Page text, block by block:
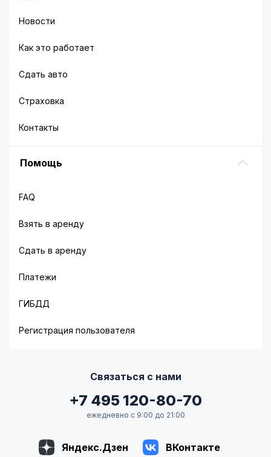
Новости
Как это работает
Сдать авто
Страховка
Контакты
Помощь
FAQ
Взять в аренду
Сдать в аренду
Платежи
ГИБДД
Регистрация пользователя
Связаться с нами
+7 495 120-80-70
ежедневно с 9:00 до 21:00
Яндекс.Дзен ВКонтакте